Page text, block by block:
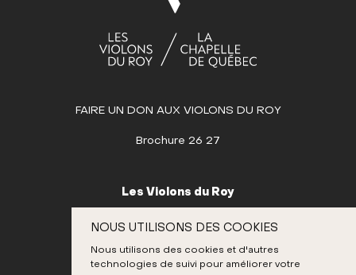
NOUS UTILISONS DES COOKIES
Nous utilisons des cookies et d'autres
technologies de suivi pour améliorer votre
FAIRE UN DON AUX VIOLONS DU ROY
Brochure 26 27
Les Violons du Roy
Canada